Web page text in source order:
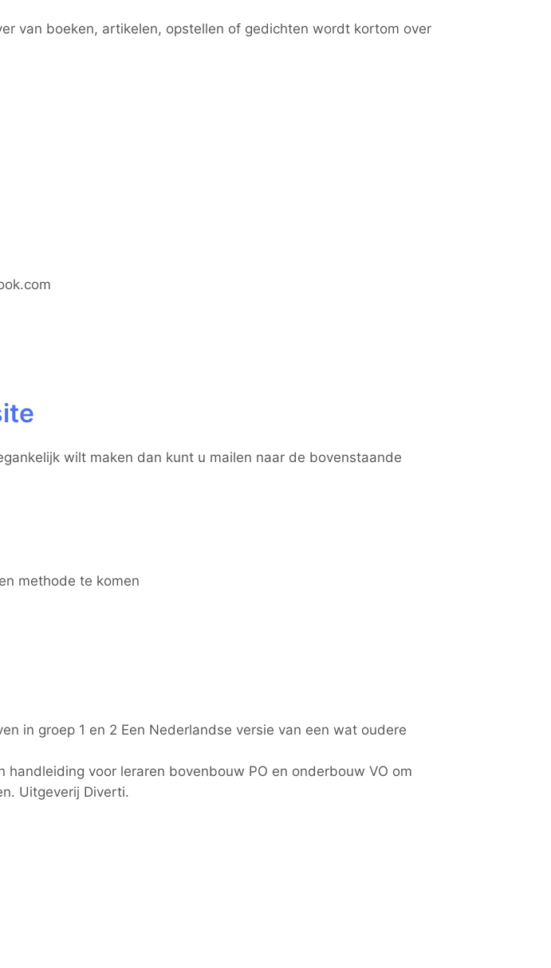
van boeken, artikelen, opstellen of gedichten wordt kortom over
wilt maken dan kunt u mailen naar de bovenstaande
methode te komen
in groep 1 en 2 Een Nederlandse versie van een wat oudere
handleiding voor leraren bovenbouw PO en onderbouw VO om
Uitgeverij Diverti.